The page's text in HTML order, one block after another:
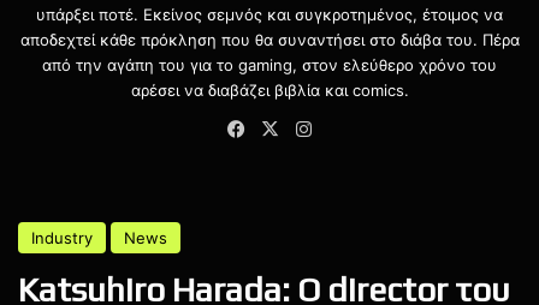
υπάρξει ποτέ. Εκείνος σεμνός και συγκροτημένος, έτοιμος να
αποδεχτεί κάθε πρόκληση που θα συναντήσει στο διάβα του. Πέρα
από την αγάπη του για το gaming, στον ελεύθερο χρόνο του
αρέσει να διαβάζει βιβλία και comics.
Facebook
X